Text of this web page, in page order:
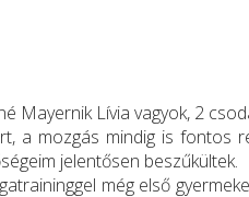
Mayernik Lívia vagyok, 2
a mozgás mindig is fontos
jelentősen beszűkültek.
még első